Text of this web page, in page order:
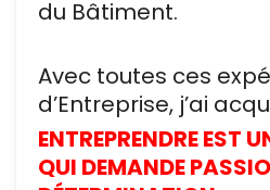
du Bâtiment.
Avec toutes ces
d’Entreprise, j’ai
ENTREPRENDRE EST
QUI DEMANDE